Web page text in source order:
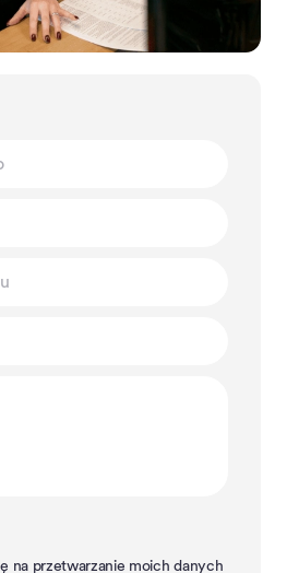
na przetwarzanie moich danych